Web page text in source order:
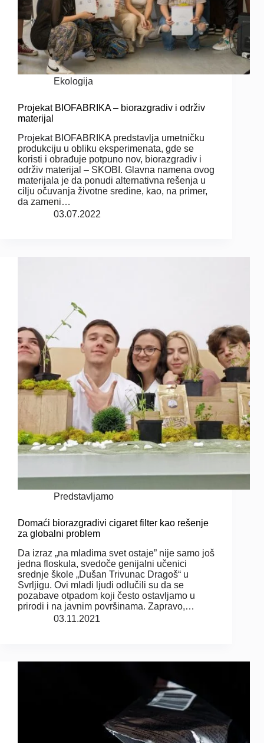
Ekologija
Projekat BIOFABRIKA – biorazgradiv i održiv
materijal
Projekat BIOFABRIKA predstavlja umetničku
produkciju u obliku eksperimenata, gde se
koristi i obrađuje potpuno nov, biorazgradiv i
održiv materijal – SKOBI. Glavna namena ovog
materijala je da ponudi alternativna rešenja u
cilju očuvanja životne sredine, kao, na primer,
da zameni…
03.07.2022
Predstavljamo
Domaći biorazgradivi cigaret filter kao rešenje
za globalni problem
Da izraz „na mladima svet ostaje” nije samo još
jedna floskula, svedoče genijalni učenici
srednje škole „Dušan Trivunac Dragoš“ u
Svrljigu. Ovi mladi ljudi odlučili su da se
pozabave otpadom koji često ostavljamo u
prirodi i na javnim površinama. Zapravo,…
03.11.2021